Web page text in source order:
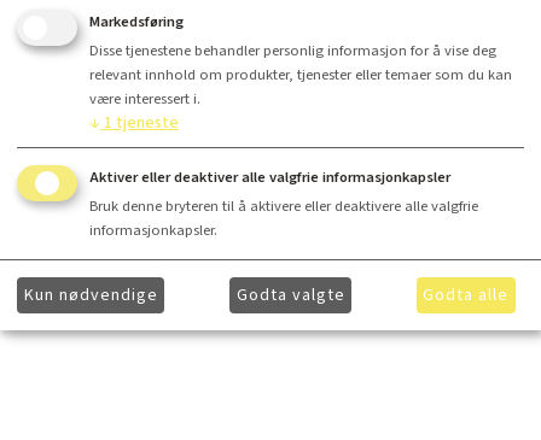
Psvane WE Series WE211
Kr 4 997,50
Psvane ACME 211
Kr 6 997,50
Markedsføring
Disse tjenestene behandler personlig informasjon for å vise deg
relevant innhold om produkter, tjenester eller temaer som du kan
være interessert i.
↓ 1tjeneste
Aktiver eller deaktiver alle valgfrie informasjonkapsler
Bruk denne bryteren til å aktivere eller deaktivere alle valgfrie
informasjonkapsler.
Kun nødvendige Godta valgte Godta alle